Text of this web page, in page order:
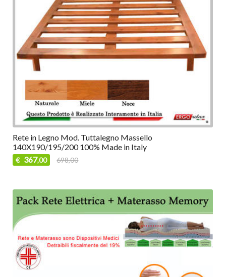
Rete in Legno Mod. Tuttalegno Massello
140X190/195/200 100% Made in Italy
€ 367,00 698,00